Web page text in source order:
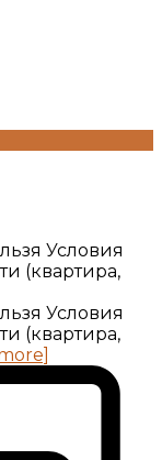
Условия
(квартира,
Условия
(квартира,